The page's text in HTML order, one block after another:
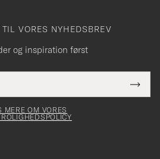
VORES NYHEDSBREV
og inspiration først
MERE OM VORES